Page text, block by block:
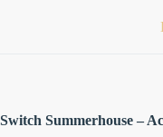
Switch Summerhouse –